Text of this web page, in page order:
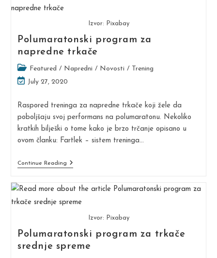
Izvor: Pixabay
Polumaratonski program za
napredne trkače
Post
category:
Featured / Napredni / Novosti / Trening
Post
modified:
July 27, 2020
Raspored treninga za napredne trkače koji žele da
poboljšaju svoj performans na polumaratonu. Nekoliko
kratkih bilješki o tome kako je brzo trčanje opisano u
ovom članku: Fartlek – sistem treninga…
Continue ReadingPolumaratonski
Napredne
Izvor: Pixabay
Polumaratonski program za trkače
srednje spreme